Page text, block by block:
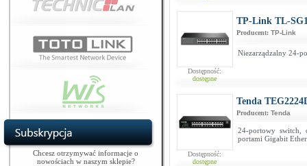
Chcesz otrzymywać informacje o
nowościach w naszym sklepie?
Dostępność:
dostępne
TP-Link TL-
Producent: TP-Link
Niezarządzalny 24-
Dostępność:
dostępne
Tenda
Producent: Tenda
24-portowy switch,
portami Gigabit